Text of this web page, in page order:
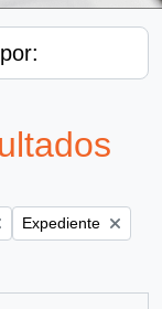
Remove filter:
Expediente